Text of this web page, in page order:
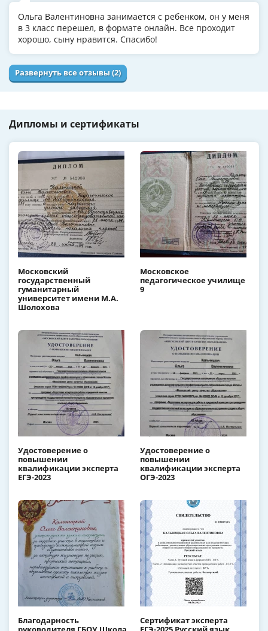
Ольга Валентиновна занимается с ребенком, он у меня
в 3 класс перешел, в формате онлайн. Все проходит
хорошо, сыну нравится. Спасибо!
Развернуть все отзывы (2)
Дипломы и сертификаты
Московский
государственный
гуманитарный
университет имени М.А.
Шолохова
Московское
педагогическое училище
9
Удостоверение о
повышении
квалификации эксперта
ЕГЭ-2023
Удостоверение о
повышении
квалификации эксперта
ОГЭ-2023
Благодарность
Сертификат эксперта